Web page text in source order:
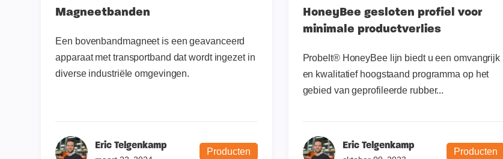
Magneetbanden
Een bovenbandmagneet is een geavanceerd
apparaat met transportband dat wordt ingezet in
diverse industriële omgevingen.
Eric Telgenkamp
Producten
HoneyBee gesloten profiel voor
minimale productverlies
Probelt® HoneyBee lijn biedt u een omvangrijk
en kwalitatief hoogstaand programma op het
gebied van geprofileerde rubber...
Eric Telgenkamp
Producten